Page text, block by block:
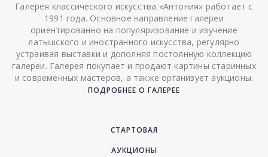
Галерея классического искусства «Антония» работает с
1991 года. Основное направление галереи
ориентированно на популяризование и изучение
латышского и иностранного искусства, регулярно
устраивая выставки и дополняя постоянную коллекцию
галереи. Галерея покупает и продают картины старинных
и современных мастеров, а также организует аукционы.
ПОДРОБНЕЕ О ГАЛЕРЕЕ
СТАРТОВАЯ
АУКЦИОНЫ